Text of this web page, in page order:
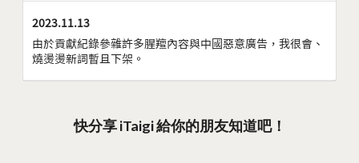
2023.11.13
由於貢獻紀錄參雜許多腥羶內容與中國惡意廣告，我很會、
燒燙燙新詞暫且下架。
快分享 iTaigi 給你的朋友知道吧！